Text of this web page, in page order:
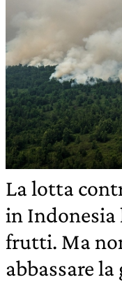
La lotta
in
frutti. Ma
abbassare